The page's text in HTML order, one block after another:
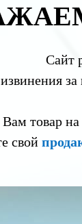
Сайт
товар на
свой